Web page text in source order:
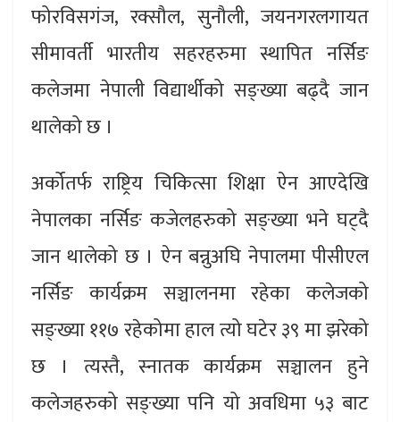
फोरविसगंज, रक्सौल, सुनौली, जयनगरलगायत
सीमावर्ती भारतीय सहरहरुमा स्थापित नर्सिङ
कलेजमा नेपाली विद्यार्थीको सङ्ख्या बढ्दै जान
थालेको छ ।
अर्कोतर्फ राष्ट्रिय चिकित्सा शिक्षा ऐन आएदेखि
नेपालका नर्सिङ कजेलहरुको सङ्ख्या भने घट्दै
जान थालेको छ । ऐन बन्नुअघि नेपालमा पीसीएल
नर्सिङ कार्यक्रम सञ्चालनमा रहेका कलेजको
सङ्ख्या ११७ रहेकोमा हाल त्यो घटेर ३९ मा झरेको
छ । त्यस्तै, स्नातक कार्यक्रम सञ्चालन हुने
कलेजहरुको सङ्ख्या पनि यो अवधिमा ५३ बाट